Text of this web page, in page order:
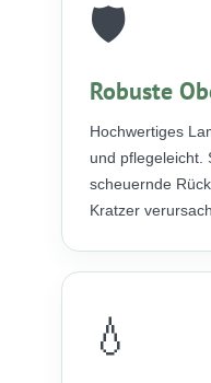
🛡️
Robuste
Hochwertiges
und pflegeleicht.
scheuernde
Kratzer
💧